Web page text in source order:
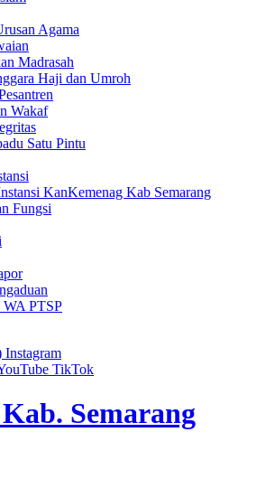
Agama
Madrasah
Haji dan Umroh
Wakaf
Satu Pintu
KanKemenag Kab Semarang
Fungsi
WA PTSP
Instagram
TikTok
Semarang